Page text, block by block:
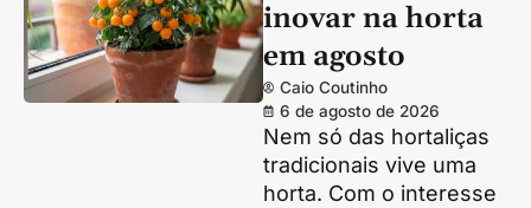
inovar na horta
em agosto
Caio Coutinho
6 de agosto de 2026
Nem só das hortaliças
tradicionais vive uma
horta. Com o interesse